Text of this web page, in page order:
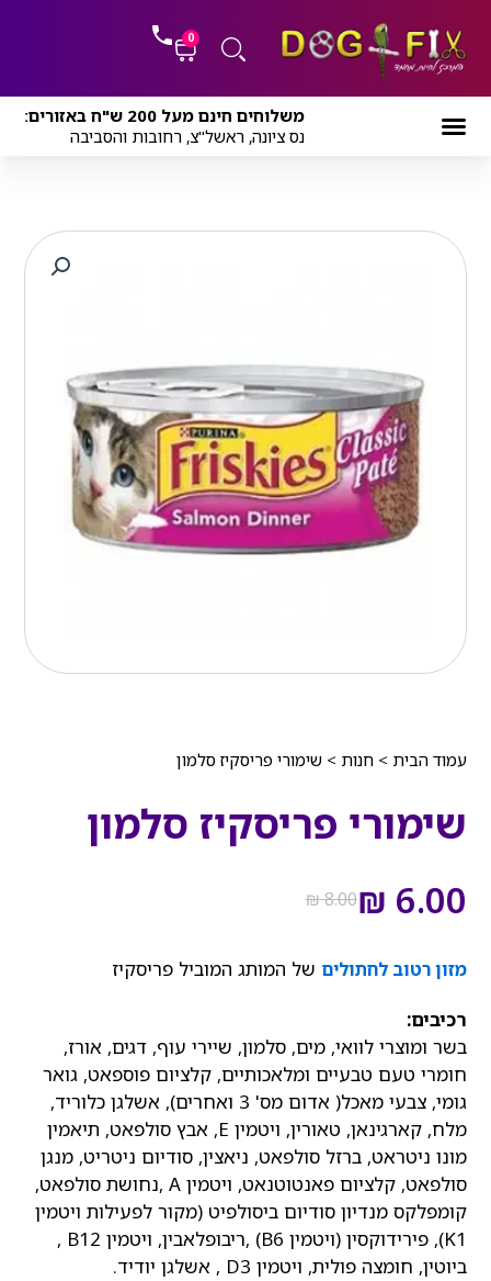
לתוכן
0
עגלת
קניות
משלוחים חינם מעל 200 ש"ח באזורים:
נס ציונה, ראשל"צ, רחובות והסביבה
עמוד הבית >חנות >שימורי פריסקיז סלמון
שימורי פריסקיז סלמון
₪8.00
היה:
₪ 6.00
הוא:
מזון רטוב לחתולים של המותג המוביל פריסקיז
רכיבים:
בשר ומוצרי לוואי, מים, סלמון, שיירי עוף, דגים, אורז,
חומרי טעם טבעיים ומלאכותיים, קלציום פוספאט, גואר
גומי, צבעי מאכל( אדום מס' 3 ואחרים), אשלגן כלוריד,
מלח, קארגינאן, טאורין, ויטמין E, אבץ סולפאט, תיאמין
מונו ניטראט, ברזל סולפאט, ניאצין, סודיום ניטריט, מנגן
סולפאט, קלציום פאנטוטנאט, ויטמין A ,נחושת סולפאט,
קומפלקס מנדיון סודיום ביסולפיט (מקור לפעילות ויטמין
K1), פירידוקסין (ויטמין B6) ,ריבופלאבין, ויטמין B12 ,
ביוטין, חומצה פולית, ויטמין D3 , אשלגן יודיד.